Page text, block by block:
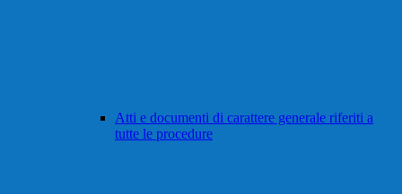
Atti e documenti di carattere generale riferiti a
tutte le procedure